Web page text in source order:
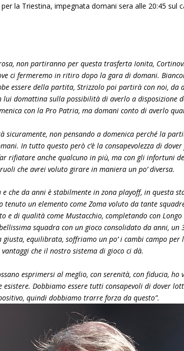
la Triestina, impegnata domani sera alle 20:45 sul
non partiranno per questa trasferta Ionita,
ci fermeremo in ritiro dopo la gara di domani.
essere della partita, Strizzolo poi partirà con noi, da
lui domattina sulla possibilità di averlo a disposizione
con la Pro Patria, ma domani conto di averlo
sicuramente, non pensando a domenica perché la
In tutto questo però c’è la consapevolezza di
rifiatare anche qualcuno in più, ma con gli infortuni
che avrei voluto girare in maniera un po’ diversa.
che da anni è stabilmente in zona playoff, in questa
un elemento come Zoma voluto da tante
e di qualità come Mustacchio, completando con
squadra con un gioco consolidato da anni,
equilibrata, soffriamo un po’ i cambi campo
che il nostro sistema di gioco ci dà.
esprimersi al meglio, con serenità, con fiducia, ho
esistere. Dobbiamo essere tutti consapevoli di dover
quindi dobbiamo trarre forza da questo”.